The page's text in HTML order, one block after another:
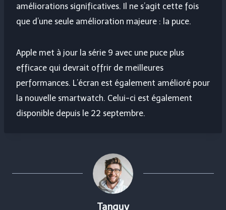
améliorations significatives. Il ne s’agit cette fois
que d’une seule amélioration majeure : la puce.
Apple met à jour la série 9 avec une puce plus
efficace qui devrait offrir de meilleures
performances. L’écran est également amélioré pour
la nouvelle smartwatch. Celui-ci est également
disponible depuis le 22 septembre.
Tanguy